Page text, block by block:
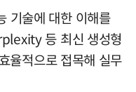
기술에 대한 이해를
등 최신 생성형
율적으로 접목해 실무